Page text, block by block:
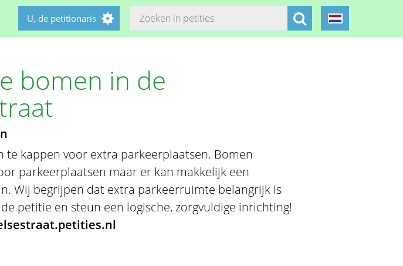
U, de petitionaris
bomen in de
te kappen voor extra parkeerplaatsen. Bomen
parkeerplaatsen maar er kan makkelijk een
Wij begrijpen dat extra parkeerruimte belangrijk is
petitie en steun een logische, zorgvuldige inrichting!